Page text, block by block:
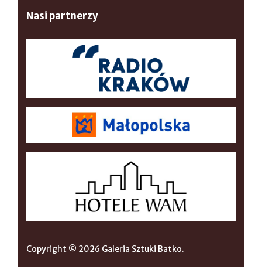
Nasi partnerzy
Copyright © 2026 Galeria Sztuki Batko.